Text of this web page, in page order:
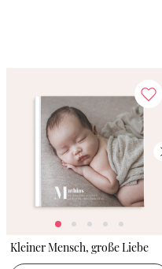
Kleiner Mensch, große Liebe